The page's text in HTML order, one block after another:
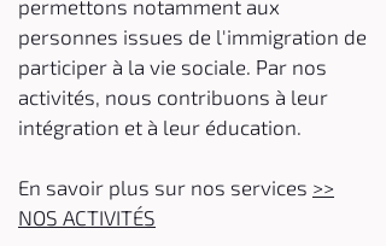
permettons notamment aux
personnes issues de l'immigration de
participer à la vie sociale. Par nos
activités, nous contribuons à leur
intégration et à leur éducation.
En savoir plus sur nos services >>
NOS ACTIVITÉS